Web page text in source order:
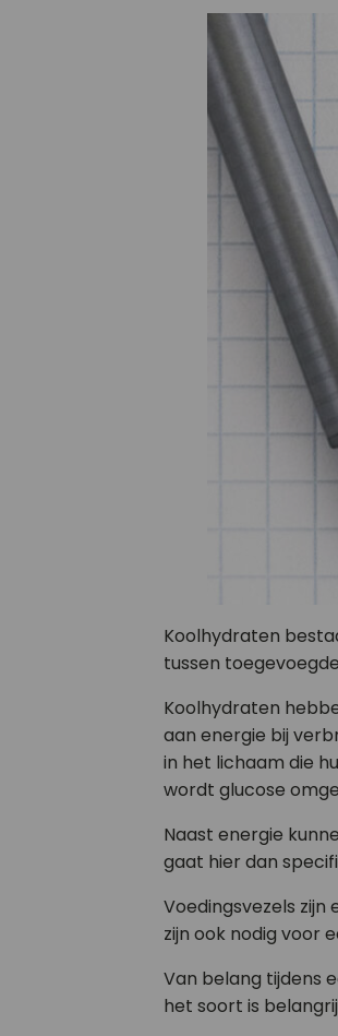
Koolhydraten
tussen
Koolhydraten
aan energie bij
in het lichaam die
wordt glucose
Naast energie
gaat hier dan
Voedingsvezels
zijn ook nodig voor
Van belang tijdens
het soort is